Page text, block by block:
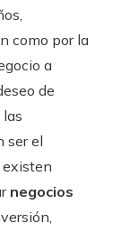
como por la
a
de
ser el
existen
negocios